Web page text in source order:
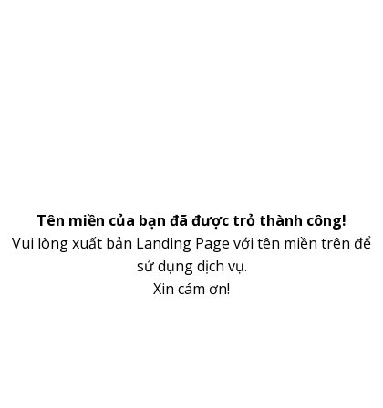
Tên miền của bạn đã được trỏ thành công!
Vui lòng xuất bản Landing Page với tên miền trên để
sử dụng dịch vụ.
Xin cám ơn!